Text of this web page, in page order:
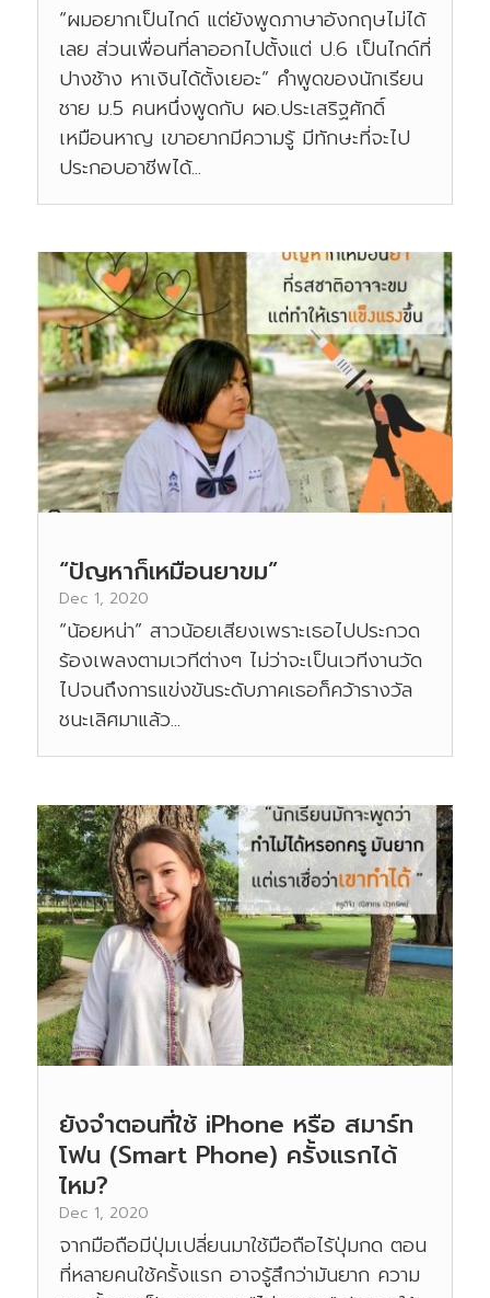
“ผมอยากเป็นไกด์ แต่ยังพูดภาษาอังกฤษไม่ได้
เลย ส่วนเพื่อนที่ลาออกไปตั้งแต่ ป.6 เป็นไกด์ที่
ปางช้าง หาเงินได้ตั้งเยอะ” คำพูดของนักเรียน
ชาย ม.5 คนหนึ่งพูดกับ ผอ.ประเสริฐศักดิ์
เหมือนหาญ เขาอยากมีความรู้ มีทักษะที่จะไป
ประกอบอาชีพได้...
“ปัญหาก็เหมือนยาขม”
Dec 1, 2020
“น้อยหน่า” สาวน้อยเสียงเพราะเธอไปประกวด
ร้องเพลงตามเวทีต่างๆ ไม่ว่าจะเป็นเวทีงานวัด
ไปจนถึงการแข่งขันระดับภาคเธอก็คว้ารางวัล
ชนะเลิศมาแล้ว...
ยังจำตอนที่ใช้ iPhone หรือ สมาร์ท
โฟน (Smart Phone) ครั้งแรกได้
ไหม?
Dec 1, 2020
จากมือถือมีปุ่มเปลี่ยนมาใช้มือถือไร้ปุ่มกด ตอน
ที่หลายคนใช้ครั้งแรก อาจรู้สึกว่ามันยาก ความ